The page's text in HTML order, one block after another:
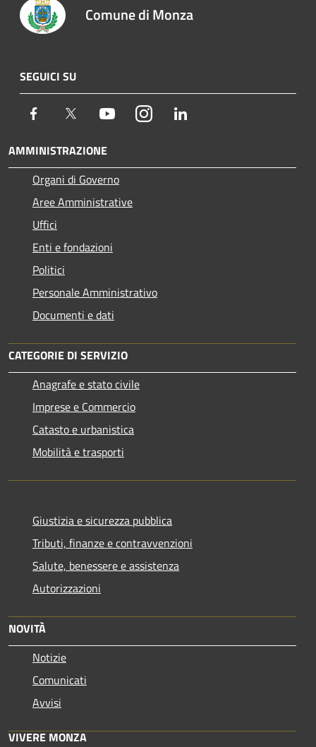
Comune di Monza
SEGUICI SU
Facebook Twitter YoutubeInstagram
AMMINISTRAZIONE
Organi di Governo
Aree Amministrative
Uffici
Enti e fondazioni
Politici
Personale Amministrativo
Documenti e dati
CATEGORIE DI SERVIZIO
Anagrafe e stato civile
Imprese e Commercio
Catasto e urbanistica
Mobilità e trasporti
Giustizia e sicurezza pubblica
Tributi, finanze e contravvenzioni
Salute, benessere e assistenza
Autorizzazioni
NOVITÀ
Notizie
Comunicati
Avvisi
VIVERE MONZA